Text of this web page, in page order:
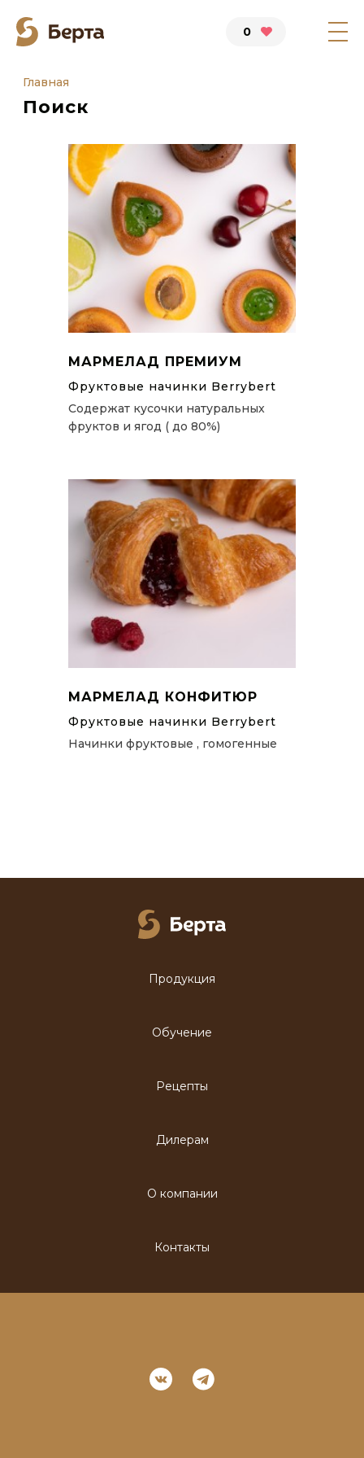
0
Главная
Поиск
МАРМЕЛАД ПРЕМИУМ
Фруктовые начинки Berrybert
Содержат кусочки натуральных
фруктов и ягод ( до 80%)
МАРМЕЛАД КОНФИТЮР
Фруктовые начинки Berrybert
Начинки фруктовые , гомогенные
Продукция
Обучение
Рецепты
Дилерам
О компании
Контакты